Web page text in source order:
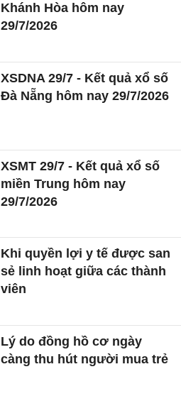
Khánh Hòa hôm nay
29/7/2026
XSDNA 29/7 - Kết quả xổ số
Đà Nẵng hôm nay 29/7/2026
XSMT 29/7 - Kết quả xổ số
miền Trung hôm nay
29/7/2026
Khi quyền lợi y tế được san
sẻ linh hoạt giữa các thành
viên
Lý do đồng hồ cơ ngày
càng thu hút người mua trẻ